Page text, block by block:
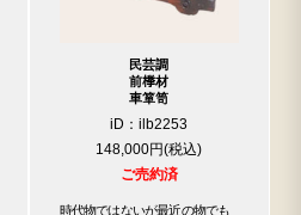
民芸調
前﨔材
車箪笥
iD：ilb2253
148,000円
ご売約済
時代物ではないが最近の物でも